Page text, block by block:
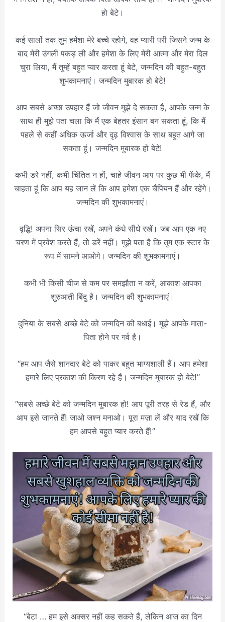
हो बेटे।
कई सालों तक तुम हमेशा मेरे बच्चे रहोगे, वह प्यारी परी जिसने जन्म के
बाद मेरी उंगली पकड़ ली और हमेशा के लिए मेरी आत्मा और मेरा दिल
चुरा लिया, मैं तुम्हें बहुत प्यार करता हूं बेटे, जन्मदिन की बहुत-बहुत
शुभकामनाएं। जन्मदिन मुबारक हो बेटे!
आप सबसे अच्छा उपहार हैं जो जीवन मुझे दे सकता है, आपके जन्म के
साथ ही मुझे पता चला कि मैं एक बेहतर इंसान बन सकता हूं, कि मैं
पहले से कहीं अधिक ऊर्जा और दृढ़ विश्वास के साथ बहुत आगे जा
सकता हूं। जन्मदिन मुबारक हो बेटे!
कभी डरे नहीं, कभी चिंतित न हों, चाहे जीवन आप पर कुछ भी फेंके, मैं
चाहता हूं कि आप यह जान लें कि आप हमेशा एक चैंपियन हैं और रहेंगे।
जन्मदिन की शुभकामनाएं।
वृद्धि! अपना सिर ऊंचा रखें, अपने कंधे सीधे रखें। जब आप एक नए
चरण में प्रवेश करते हैं, तो डरें नहीं। मुझे पता है कि तुम एक स्टार के
रूप में सामने आओगे। जन्मदिन की शुभकामनाएं।
कभी भी किसी चीज से कम पर समझौता न करें, आकाश आपका
शुरुआती बिंदु है। जन्मदिन की शुभकामनाएं।
दुनिया के सबसे अच्छे बेटे को जन्मदिन की बधाई। मुझे आपके माता-
पिता होने पर गर्व है।
“हम आप जैसे शानदार बेटे को पाकर बहुत भाग्यशाली हैं। आप हमेशा
हमारे लिए प्रकाश की किरण रहे हैं। जन्मदिन मुबारक हो बेटे!”
“सबसे अच्छे बेटे को जन्मदिन मुबारक हो! आप पूरी तरह से रेड हैं, और
आप इसे जानते हैं! जाओ जश्न मनाओ। पूरा मज़ा लें और याद रखें कि
हम आपसे बहुत प्यार करते हैं!”
“बेटा … हम इसे अक्सर नहीं कह सकते हैं, लेकिन आज का दिन